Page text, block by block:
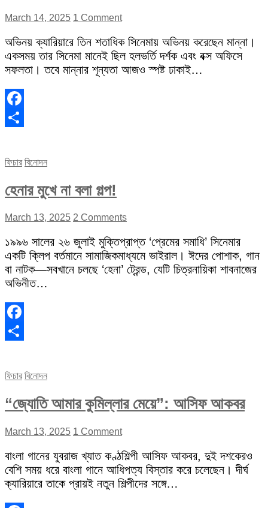
March 14, 2025 1 Comment
অভিনয় ক্যারিয়ারে তিন শতাধিক সিনেমায় অভিনয় করেছেন মান্না।
একসময় তার সিনেমা মানেই ছিল হলভর্তি দর্শক এবং বক্স অফিসে
সফলতা। তবে মান্নার শূন্যতা আজও স্পষ্ট ঢাকাই…
Facebook
ফিচার বিনোদন
হেনার মুখে না বলা গল্প!
March 13, 2025 2 Comments
১৯৯৬ সালের ২৬ জুলাই মুক্তিপ্রাপ্ত ‘প্রেমের সমাধি’ সিনেমার
একটি ক্লিপ বর্তমানে সামাজিকমাধ্যমে ভাইরাল। ঈদের পোশাক, গান
বা নাটক—সবখানে চলছে ‘হেনা’ ট্রেন্ড, যেটি চিত্রনায়িকা শাবনাজের
অভিনীত…
Facebook
ফিচার বিনোদন
“জ্যোতি আমার কুমিল্লার মেয়ে”: আসিফ আকবর
March 13, 2025 1 Comment
বাংলা গানের যুবরাজ খ্যাত কণ্ঠশিল্পী আসিফ আকবর, দুই দশকেরও
বেশি সময় ধরে বাংলা গানে আধিপত্য বিস্তার করে চলেছেন। দীর্ঘ
ক্যারিয়ারে তাকে প্রায়ই নতুন শিল্পীদের সঙ্গে…